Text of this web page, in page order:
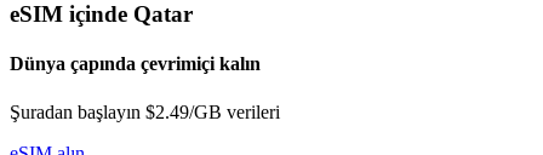
eSIM içinde Qatar
Dünya çapında çevrimiçi kalın
Şuradan başlayın $2.49/GB verileri